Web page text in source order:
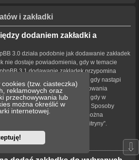
(tzw. ciasteczka)
reklamowych oraz
przechowywania lub
można określić w
internetowej.
i zakładki
dodaniem zakładki a
3.0 działa podobnie jak dodawanie zakładek
nie dostaje powiadomienia, gdy w temacie
3.1 dodawanie zakładek przypomina
może być powiadamiany, gdy nastąpi
zakładką. Funkcja obserwowania
wybrany przez niego sposób – gdy w
forum pojawiła się nowa treść. Sposoby
i obserwowanych elementów można
na karcie „Ustawienia witryny”.
⇩